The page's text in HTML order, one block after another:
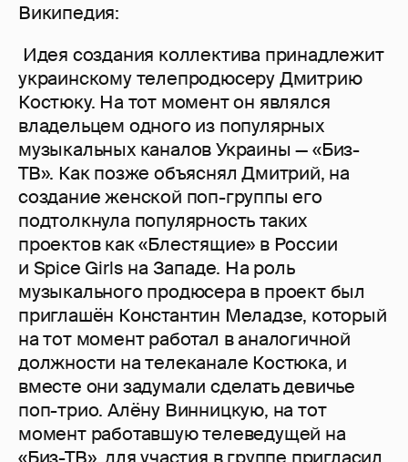
Википедия:
Идея создания коллектива принадлежит
украинскому телепродюсеру Дмитрию
Костюку. На тот момент он являлся
владельцем одного из популярных
музыкальных каналов Украины — «Биз-
ТВ». Как позже объяснял Дмитрий, на
создание женской поп-группы его
подтолкнула популярность таких
проектов как «Блестящие» в России
и Spice Girls на Западе. На роль
музыкального продюсера в проект был
приглашён Константин Меладзе, который
на тот момент работал в аналогичной
должности на телеканале Костюка, и
вместе они задумали сделать девичье
поп-трио. Алёну Винницкую, на тот
момент работавшую телеведущей на